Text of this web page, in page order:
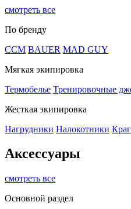
смотреть все
По бренду
CCM BAUER MAD GUY
Мягкая экипировка
Термобелье Тренировочные
Жесткая экипировка
Нагрудники Налокотники
Аксессуары
смотреть все
Основной раздел